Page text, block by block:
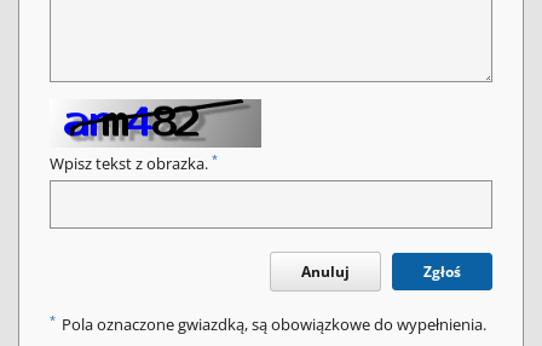
Wpisz tekst z obrazka. *
Anuluj Zgłoś
* Pola oznaczone gwiazdką, są obowiązkowe do wypełnienia.